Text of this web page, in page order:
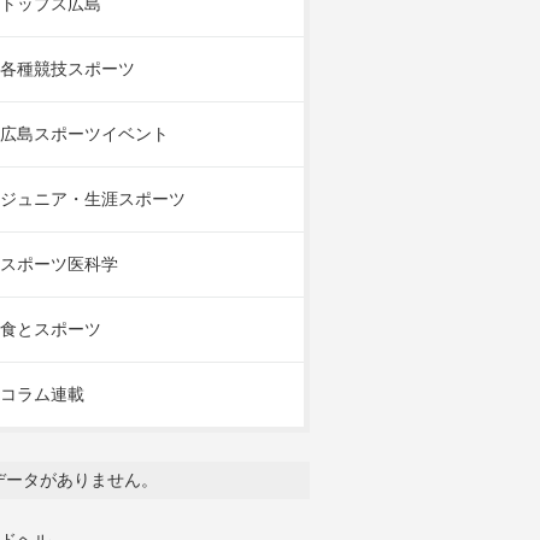
各種競技スポーツ
広島スポーツイベント
ジュニア・生涯スポーツ
スポーツ医科学
食とスポーツ
コラム連載
タがありません。